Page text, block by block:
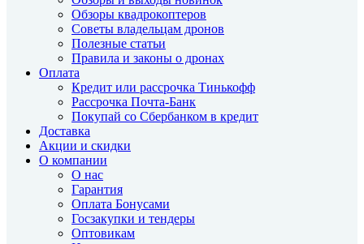
Обзоры квадрокоптеров
Советы владельцам дронов
Полезные статьи
Правила и законы о дронах
Оплата
Кредит или рассрочка Тинькофф
Рассрочка Почта-Банк
Покупай со Сбербанком в кредит
Доставка
Акции и скидки
О компании
О нас
Гарантия
Оплата Бонусами
Госзакупки и тендеры
Оптовикам